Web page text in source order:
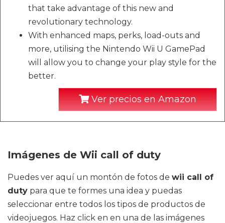
that take advantage of this new and
revolutionary technology.
With enhanced maps, perks, load-outs and
more, utilising the Nintendo Wii U GamePad
will allow you to change your play style for the
better.
Ver precios en Amazon
Imágenes de Wii call of duty
Puedes ver aquí un montón de fotos de wii call of
duty para que te formes una idea y puedas
seleccionar entre todos los tipos de productos de
videojuegos. Haz click en en una de las imágenes